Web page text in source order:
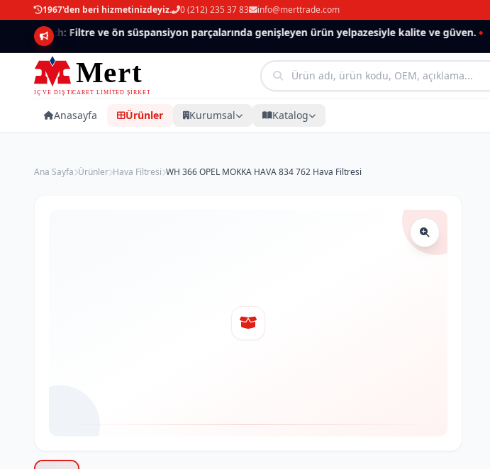
1967'den beri hizmetinizdeyiz. 0 (212) 235 37 83 info@merttrade.com
Mannlich: Filtre ve ön süspansiyon parçalarında genişleyen ürün yelpazesiyle kalite ve güven.
Anasayfa Ürünler Kurumsal Katalog
Ana Sayfa Ürünler Hava Filtresi WH 366 OPEL MOKKA HAVA 834 762 Hava Filtresi